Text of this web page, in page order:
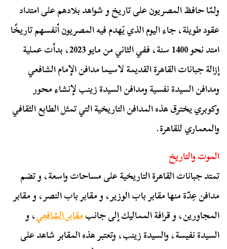
ولمّا حافظ المصريون على تاريخ و شواهد بلادهم على امتداد
عقود طويلة، جاء اليوم الذي يَهدم فيه المصريون أنفسهم تاريخًا
امتد نحو 1400 سنة، ففي الثاني من مايو 2023، بدأت عملية
إزالة جبانات القاهرة القديمة لاسيما مدافن الإمام الشافعي
ومدافن السيدة نفسية ومدافن السيدة زينب لإنشاء محور
وكوبري يخترق هذه المدافن التاريخية التي تمثل الطابع الثقافي
والمعماري للقاهرة.
الموت والتاريخ
تمتد جبانات القاهرة التاريخية على مساحات واسعة، و تضم
مدافن عِدّة منها مقابر باب الوزير، و مقابر باب النصر، و مقابر
المجاورين، و قرافة المماليك إلى جانبمقابر الشافعي، و
السيدة نفيسة، والسيدة زينب، وتعتبر هذه المقابر شاهد على